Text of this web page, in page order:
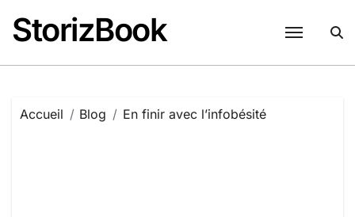
contenu
StorizBook
Accueil Blog En finir avec l’infobésité